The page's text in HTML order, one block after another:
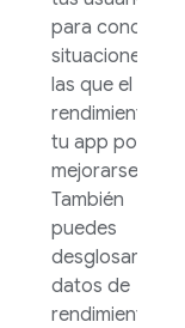
para conocer
situaciones en
las que el
rendimiento de
tu app podría
mejorarse.
También
puedes
desglosar los
datos de
rendimiento